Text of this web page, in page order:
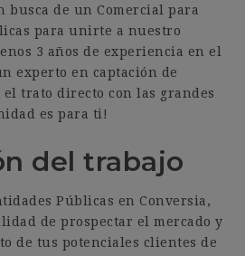
busca de un Comercial para
para unirte a nuestro
3 años de experiencia en el
experto en captación de
trato directo con las grandes
es para ti!
del trabajo
Públicas en Conversia,
de prospectar el mercado y
de tus potenciales clientes de